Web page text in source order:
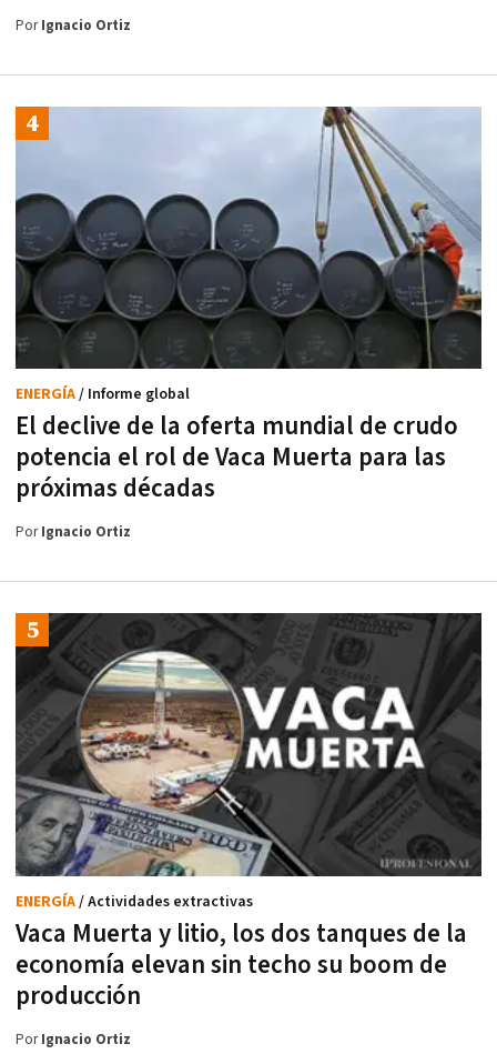
PorIgnacio Ortiz
El declive de la oferta mundial de crudo
potencia el rol de Vaca Muerta para las
próximas décadas
ENERGÍA/ Informe global
PorIgnacio Ortiz
Vaca Muerta y litio, los dos tanques de la
economía elevan sin techo su boom de
producción
ENERGÍA/ Actividades extractivas
PorIgnacio Ortiz